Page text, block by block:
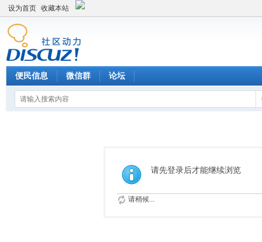
设为首页 收藏本站
便民信息 微信群 论坛
请先登录后才能继续浏览
请稍候...